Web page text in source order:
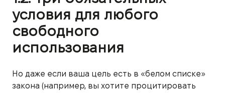
условия для любого
свободного
использования
Но даже если ваша цель есть в «белом списке»
закона (например, вы хотите процитировать